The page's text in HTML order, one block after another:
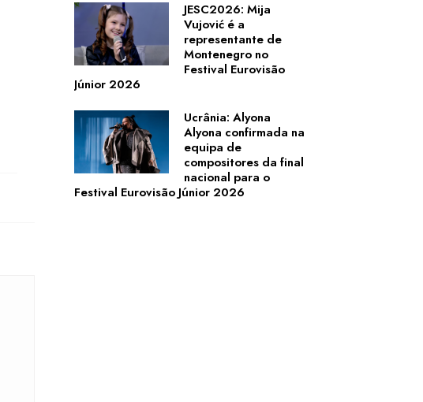
JESC2026: Mija
Vujović é a
representante de
Montenegro no
Festival Eurovisão
Júnior 2026
Ucrânia: Alyona
Alyona confirmada na
equipa de
compositores da final
nacional para o
Festival Eurovisão Júnior 2026